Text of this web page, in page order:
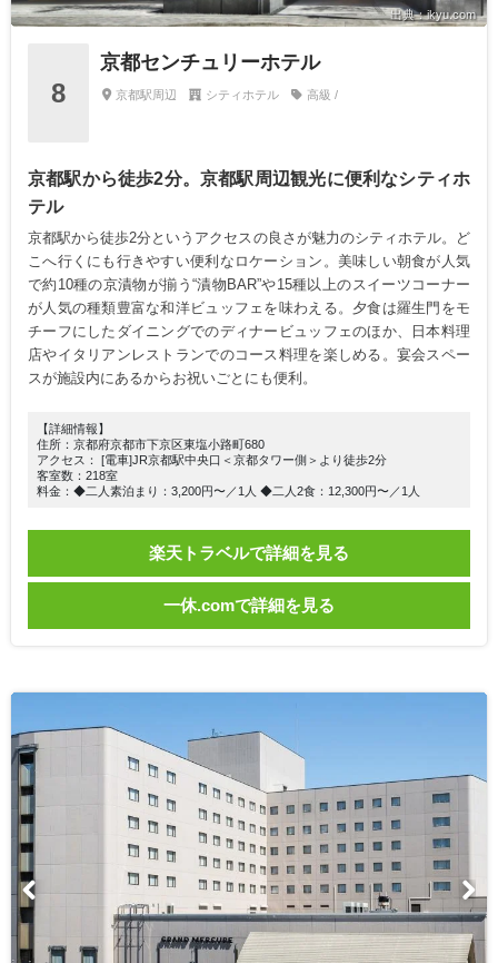
出典：ikyu.com
8
京都センチュリーホテル
京都駅周辺 シティホテル 高級 /
京都駅から徒歩2分。京都駅周辺観光に便利なシティホ
テル
京都駅から徒歩2分というアクセスの良さが魅力のシティホテル。ど
こへ行くにも行きやすい便利なロケーション。美味しい朝食が人気
で約10種の京漬物が揃う“漬物BAR”や15種以上のスイーツコーナー
が人気の種類豊富な和洋ビュッフェを味わえる。夕食は羅生門をモ
チーフにしたダイニングでのディナービュッフェのほか、日本料理
店やイタリアンレストランでのコース料理を楽しめる。宴会スペー
スが施設内にあるからお祝いごとにも便利。
【詳細情報】
住所：京都府京都市下京区東塩小路町680
アクセス： [電車]JR京都駅中央口＜京都タワー側＞より徒歩2分
客室数：218室
料金：◆二人素泊まり：3,200円〜／1人 ◆二人2食：12,300円〜／1人
楽天トラベルで詳細を見る
一休.comで詳細を見る